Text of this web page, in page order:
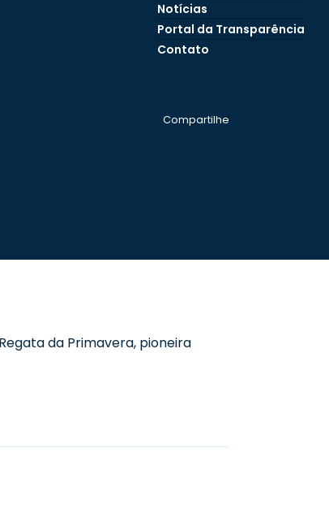
Notícias
Portal da Transparência
Contato
Compartilhe
da Primavera, pioneira